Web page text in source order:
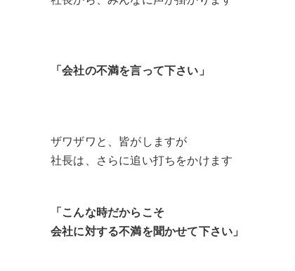
「会社の不満を言って下さい」
ザワザワと、皆がしますが
社長は、さらに追い打ちをかけます
「こんな時だからこそ
会社に対する不満を聞かせて下さい」